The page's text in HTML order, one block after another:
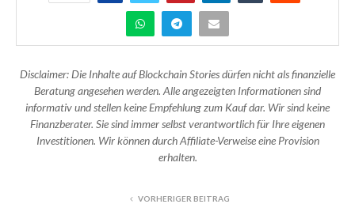
Disclaimer: Die Inhalte auf Blockchain Stories dürfen nicht als finanzielle
Beratung angesehen werden. Alle angezeigten Informationen sind
informativ und stellen keine Empfehlung zum Kauf dar. Wir sind keine
Finanzberater. Sie sind immer selbst verantwortlich für Ihre eigenen
Investitionen. Wir können durch Affiliate-Verweise eine Provision
erhalten.
VORHERIGER BEITRAG